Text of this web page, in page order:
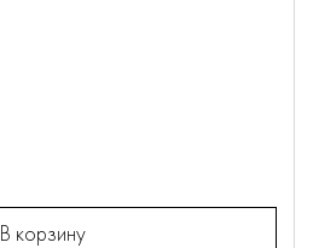
В корзину